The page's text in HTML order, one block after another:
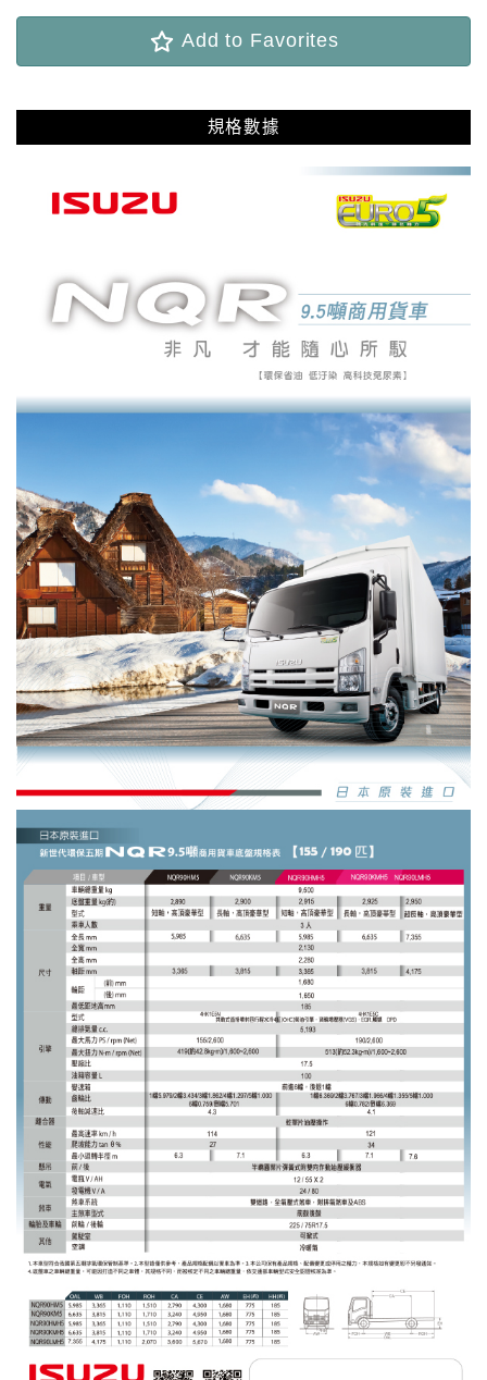
Add to Favorites
規格數據